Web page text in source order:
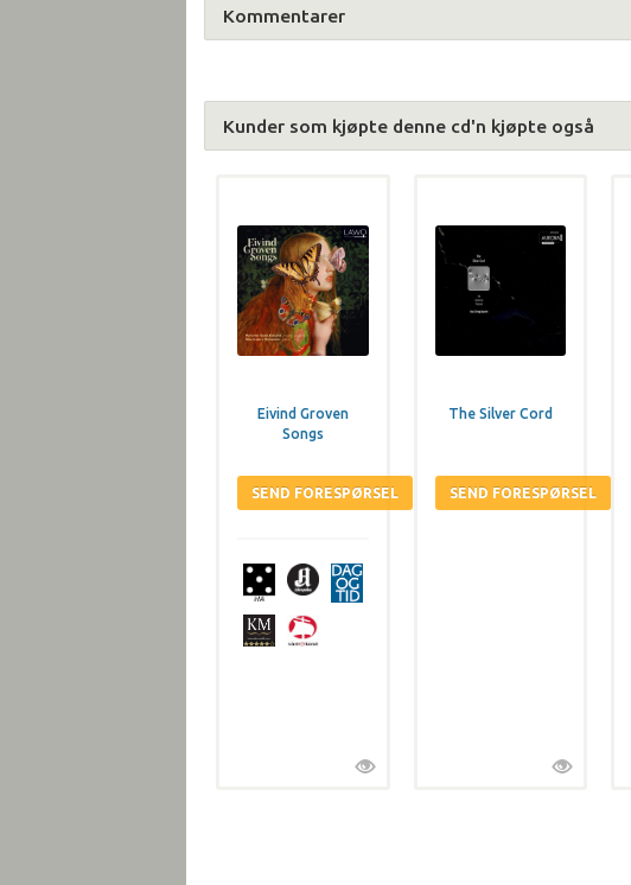
Kommentarer
Kunder som kjøpte denne cd'n kjøpte også
Eivind Groven
Songs
The Silver Cord